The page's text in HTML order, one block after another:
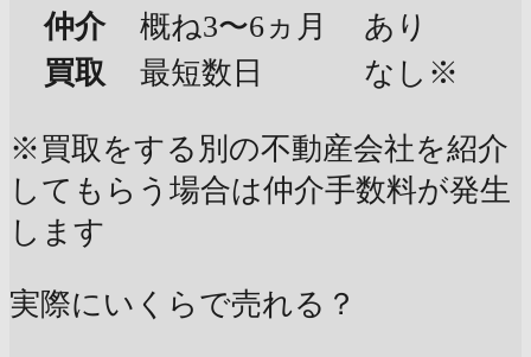
仲介
概ね3〜6ヵ月
あり
買取
最短数日 なし※
※買取をする別の不動産会社を紹介
してもらう場合は仲介手数料が発生
します
実際にいくらで売れる？